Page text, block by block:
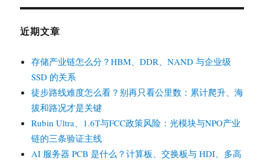
近期文章
存储产业链怎么分？HBM、DDR、NAND 与企业级
SSD 的关系
徒步路线难度怎么看？别再只看公里数：累计爬升、海
拔和路况才是关键
Rubin Ultra、1.6T与FCC政策风险：光模块与NPO产业
链的三条验证主线
AI 服务器 PCB 是什么？计算板、交换板与 HDI、多高